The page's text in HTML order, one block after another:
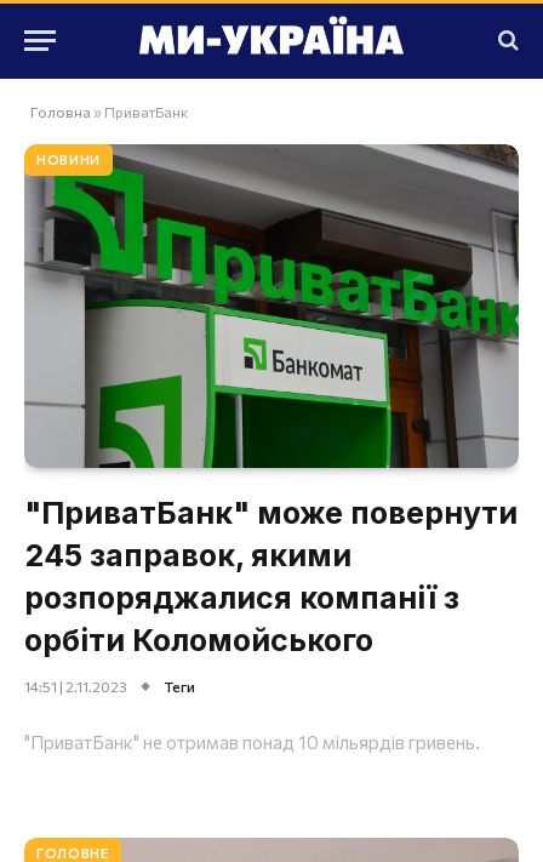
Головна » ПриватБанк
НОВИНИ
"ПриватБанк" може повернути
245 заправок, якими
розпоряджалися компанії з
орбіти Коломойського
14:51 | 2.11.2023 Теги
"ПриватБанк" не отримав понад 10 мільярдів гривень.
ГОЛОВНЕ